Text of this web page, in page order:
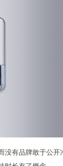
有品牌敢于公